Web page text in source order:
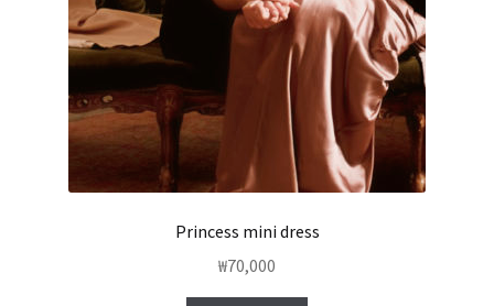
Princess mini dress
₩70,000